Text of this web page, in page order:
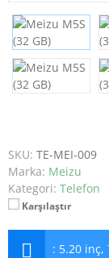
SKU: TE-MEI-009
Marka: Meizu
Kategori: Telefon
Karşılaştır
: 5.20 inç,